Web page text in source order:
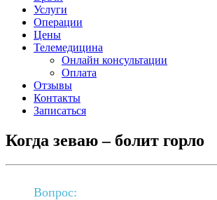
Услуги
Операции
Цены
Телемедицина
Онлайн консультации
Оплата
Отзывы
Контакты
Записаться
Когда зеваю – болит горло
Вопрос: